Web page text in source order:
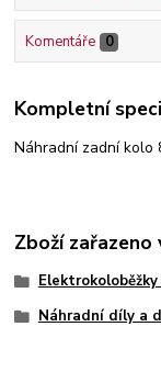
Komentáře 0
Kompletní
Náhradní zadní kolo
Zboží
Elektrokoloběžky
Náhradní díly a